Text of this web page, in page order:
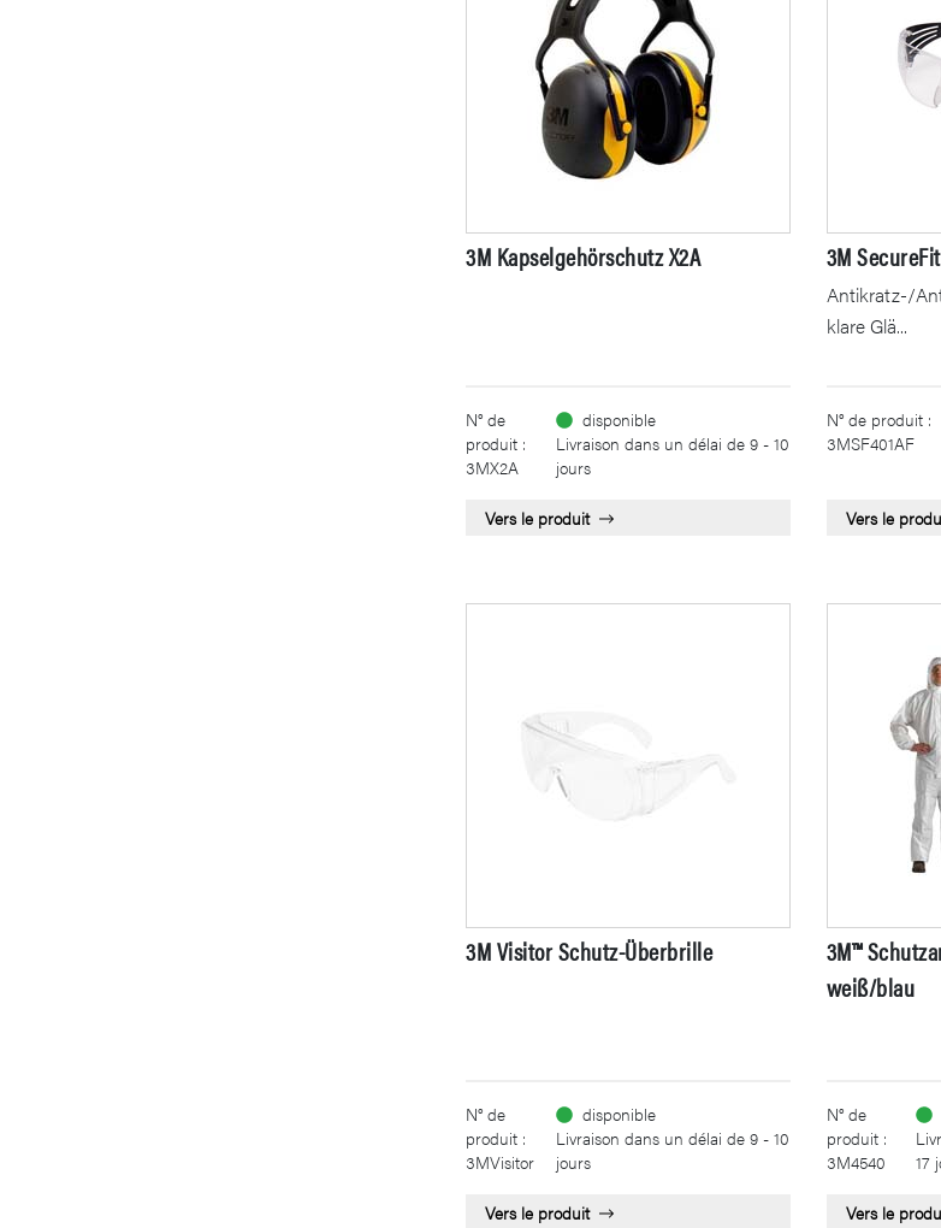
3M Kapselgehörschutz X2A
N° de
produit :
3MX2A
disponible
Livraison dans un délai de 9 - 10
jours
Vers le produit
3M
Antikratz-/
klare Glä...
N° de produit :
3MSF401AF
Vers le
3M Visitor Schutz-Überbrille
N° de
produit :
3MVisitor
disponible
Livraison dans un délai de 9 - 10
jours
Vers le produit
3M™
weiß/blau
N° de
produit :
3M4540
17
Vers le